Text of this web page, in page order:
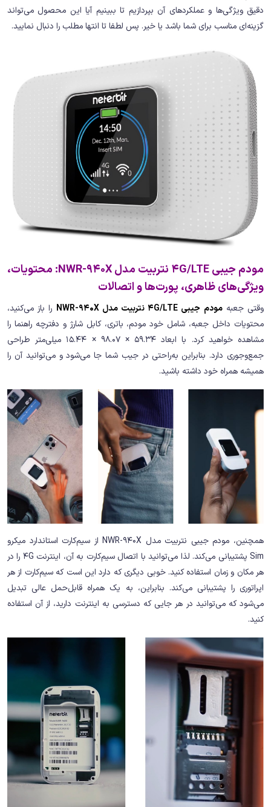
دقیق ویژگی‌ها و عملکردهای آن بپردازیم تا ببینیم آیا این محصول می‌تواند
گزینه‌ای مناسب برای شما باشد یا خیر. پس لطفا تا انتها مطلب را دنبال نمایید.
مودم جیبی 4G/LTE نتربیت مدل NWR-940X: محتویات،
ویژگی‌های ظاهری، پورت‌ها و اتصالات
وقتی جعبهمودم جیبی 4G/LTE نتربیت مدل NWR-940X
را باز می‌کنید،
محتویات داخل جعبه، شامل خود مودم، باتری، کابل شارژ و دفترچه راهنما را
مشاهده خواهید کرد. با ابعاد 59.34 × 98.07 × 15.44 میلی‌متر طراحی
جمع‌وجوری دارد. بنابراین به‌راحتی در جیب شما جا می‌شود و می‌توانید آن را
همیشه همراه خود داشته باشید.
همچنین، مودم جیبی نتربیت مدل NWR-940X از سیم‌کارت استاندارد میکرو
Sim پشتیبانی می‌کند. لذا می‌توانید با اتصال سیم‌کارت به آن، اینترنت 4G را در
هر مکان و زمان استفاده کنید. خوبی دیگری که دارد این است که سیم‌کارت از هر
اپراتوری را پشتیبانی می‌کند. بنابراین، به یک همراه قابل‌حمل عالی تبدیل
می‌شود که می‌توانید در هر جایی که دسترسی به اینترنت دارید، از آن استفاده
کنید.